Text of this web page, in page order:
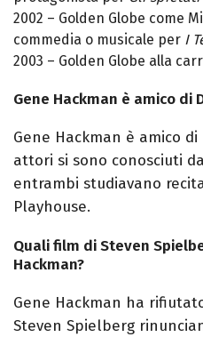
2002 – Golden Globe come
commedia o musicale per I
2003 – Golden Globe alla
Gene Hackman è amico di
Gene Hackman è amico
attori si sono conosciuti
entrambi studiavano
Playhouse.
Quali film di Steven
Hackman?
Gene Hackman ha
Steven Spielberg